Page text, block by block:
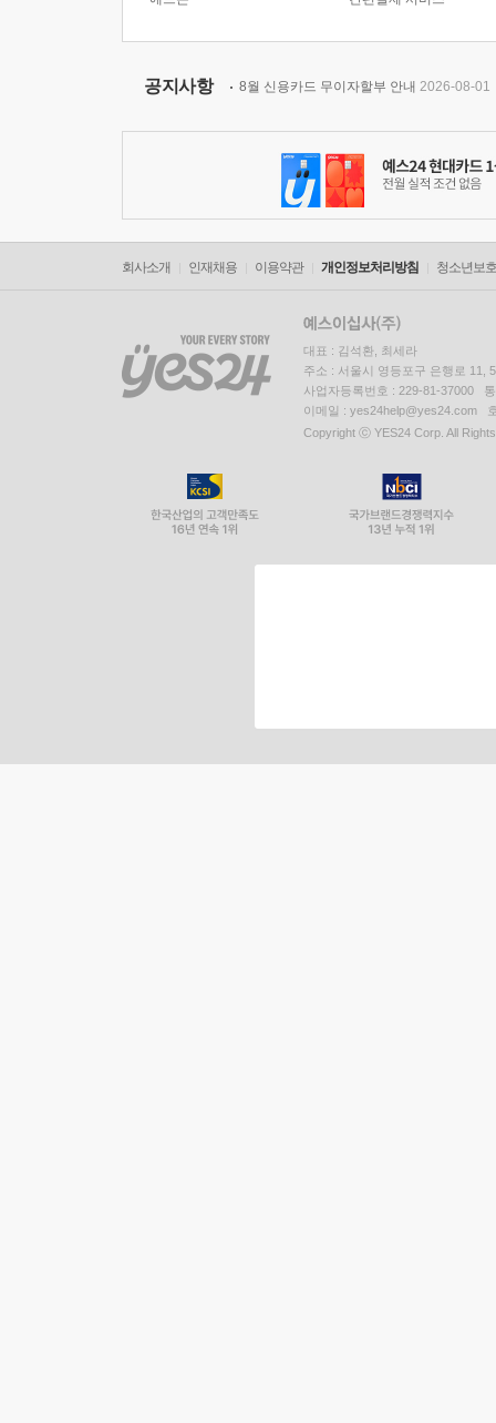
공지사항 8월 신용카드 무이자할부 안내 2026-08-01
회사소개 인재채용 이용약관 개인정보처리방침 청소년보
대표 : 김석환, 최세라
주소 : 서울시 영등포구 은행로 11,
사업자등록번호 : 229-81-37000
이메일 : yes24help@yes24.com
Copyright ⓒ YES24 Corp. All